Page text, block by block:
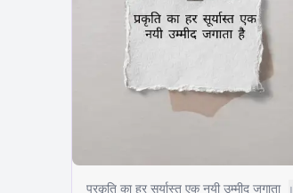
प्रकृति का हर सूर्यास्त एक नयी उम्मीद जगाता